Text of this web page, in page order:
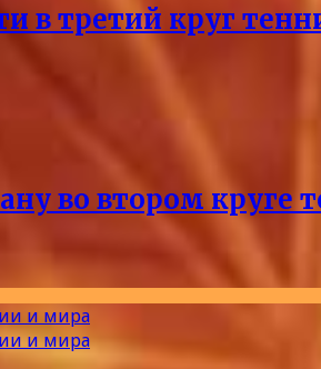
в третий круг
во втором круге